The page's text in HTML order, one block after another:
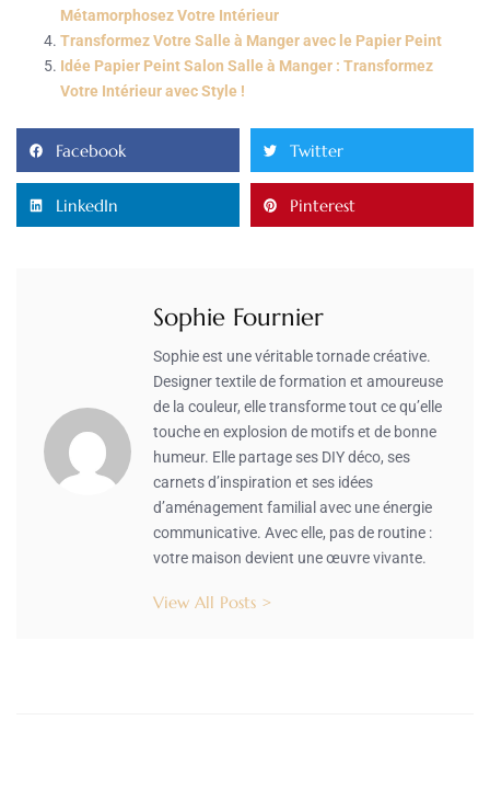
Métamorphosez Votre Intérieur
Transformez Votre Salle à Manger avec le Papier Peint
Idée Papier Peint Salon Salle à Manger : Transformez
Votre Intérieur avec Style !
Facebook Twitter
LinkedIn Pinterest
Sophie Fournier
Sophie est une véritable tornade créative.
Designer textile de formation et amoureuse
de la couleur, elle transforme tout ce qu’elle
touche en explosion de motifs et de bonne
humeur. Elle partage ses DIY déco, ses
carnets d’inspiration et ses idées
d’aménagement familial avec une énergie
communicative. Avec elle, pas de routine :
votre maison devient une œuvre vivante.
View All Posts >